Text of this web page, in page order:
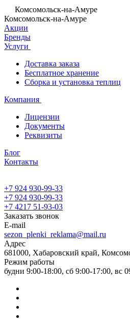
Комсомольск-на-Амуре
Комсомольск-на-Амуре
Акции
Бренды
Услуги
Доставка заказа
Бесплатное хранение
Сборка и установка теплиц
Компания
Лицензии
Документы
Реквизиты
Блог
Контакты
+7 924 930-99-33
+7 924 930-99-33
+7 4217 51-93-03
Заказать звонок
E-mail
sezon_plenki_reklama@mail.ru
Адрес
681000, Хабаровский край,
Режим работы
будни 9:00-18:00, сб 9:00-17:00, вс